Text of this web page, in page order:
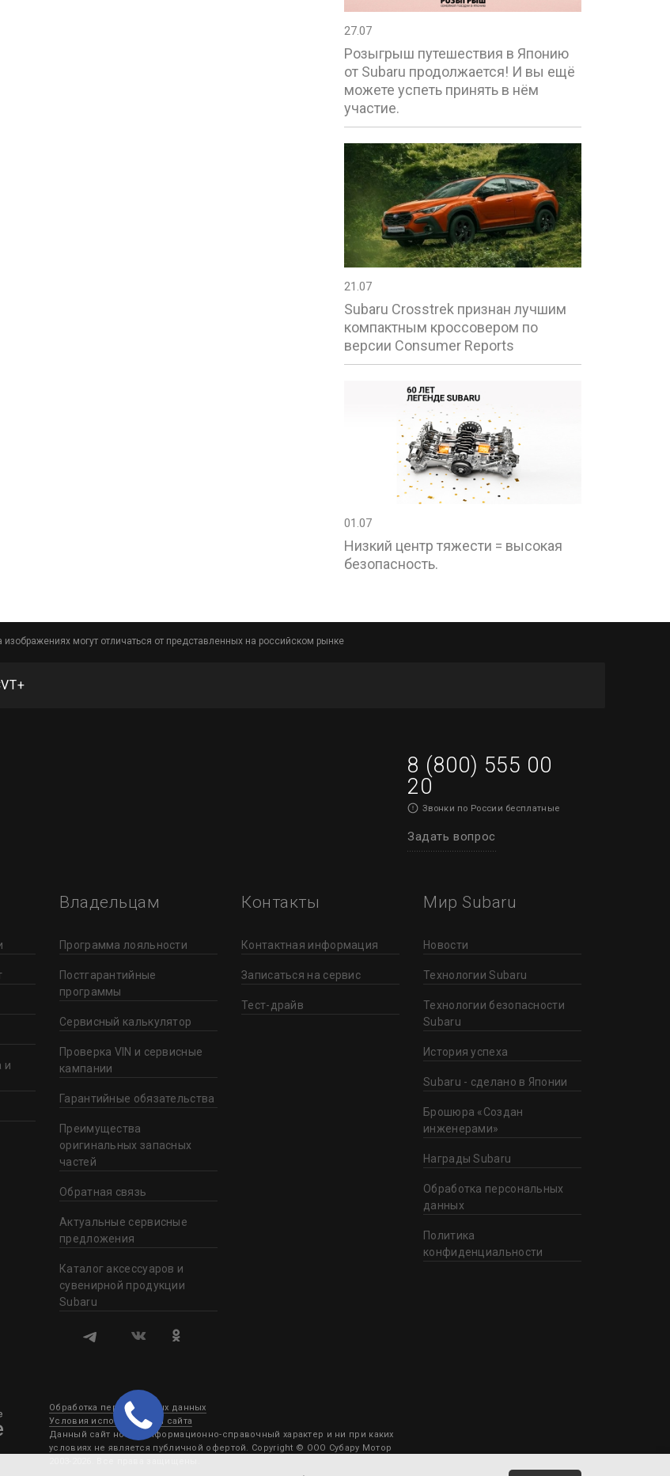
27.07
Розыгрыш путешествия в Японию
от Subaru продолжается! И вы ещё
можете успеть принять в нём
участие.
21.07
Subaru Crosstrek признан лучшим
компактным кроссовером по
версии Consumer Reports
01.07
Низкий центр тяжести = высокая
безопасность.
могут отличаться от представленных на российском рынке
8 (800) 555 00
20
Звонки по России бесплатные
Задать вопрос
и
Владельцам
Программа лояльности
Постгарантийные
программы
Сервисный калькулятор
Проверка VIN и сервисные
кампании
Гарантийные обязательства
Преимущества
оригинальных запасных
частей
Обратная связь
Актуальные сервисные
предложения
Каталог аксессуаров и
сувенирной продукции
Subaru
Контакты
Контактная информация
Записаться на сервис
Тест-драйв
Мир Subaru
Новости
Технологии Subaru
Технологии безопасности
Subaru
История успеха
Subaru - сделано в Японии
Брошюра «Создан
инженерами»
Награды Subaru
Обработка персональных
данных
Политика
конфиденциальности
Обработка персональных данных
Условия использования сайта
Данный сайт носит информационно-справочный характер и ни при каких
условиях не является публичной офертой. Copyright © ООО Субару Мотор